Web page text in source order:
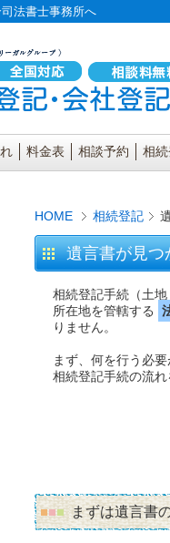
法書士事務所へ
料金表 相談予約 相
HOME 相続登記
遺言書が見つ
相続登記手続（土
所在地を管轄する
りません。
まず、何を行う必
相続登記手続の流れ
まずは遺言書